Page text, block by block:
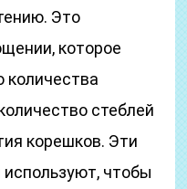
Это
которое
количества
стеблей
корешков. Эти
чтобы